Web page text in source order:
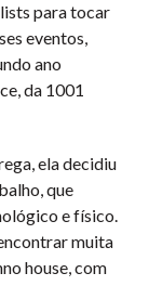
para tocar
eventos,
ano
da 1001
ela decidiu
que
e físico.
muita
house, com